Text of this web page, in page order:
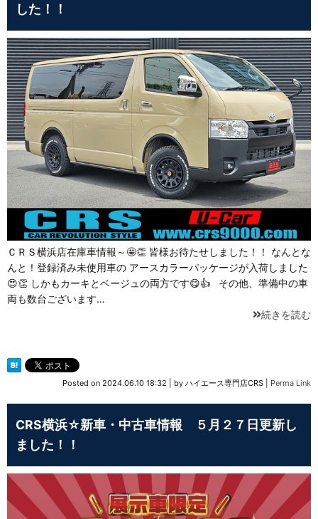
した！！
ＣＲＳ横浜店在庫車情報～🤩👏 皆様お待たせしました！！ なんとな
んと！登録済み未使用車の アースカラーパッケージが入荷しました
😍👏 しかもカーキとベージュの両方です😋👍 その他、準備中の車
両も数台ございます…
続きを読む
Posted on 2024.06.10 18:32 by ハイエース専門店CRS Perma Link
CRS横浜☆新車・中古車情報 ５月２７日更新し
ました！！